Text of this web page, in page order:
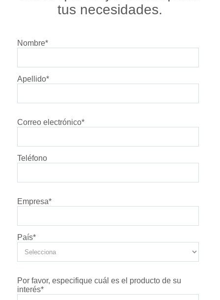
tus necesidades.
Nombre*
Apellido*
Correo electrónico*
Teléfono
Empresa*
País*
Por favor, especifique cuál es el producto de su
interés*